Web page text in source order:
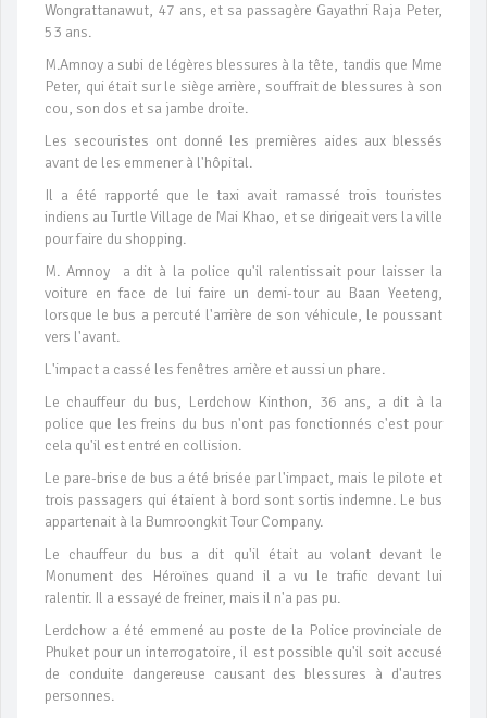
Wongrattanawut, 47 ans, et sa passagère Gayathri Raja Peter,
53 ans.
M.Amnoy a subi de légères blessures à la tête, tandis que Mme
Peter, qui était sur le siège arrière, souffrait de blessures à son
cou, son dos et sa jambe droite.
Les secouristes ont donné les premières aides aux blessés
avant de les emmener à l'hôpital.
Il a été rapporté que le taxi avait ramassé trois touristes
indiens au Turtle Village de Mai Khao, et se dirigeait vers la ville
pour faire du shopping.
M. Amnoy a dit à la police qu'il ralentissait pour laisser la
voiture en face de lui faire un demi-tour au Baan Yeeteng,
lorsque le bus a percuté l'arrière de son véhicule, le poussant
vers l'avant.
L'impact a cassé les fenêtres arrière et aussi un phare.
Le chauffeur du bus, Lerdchow Kinthon, 36 ans, a dit à la
police que les freins du bus n'ont pas fonctionnés c'est pour
cela qu'il est entré en collision.
Le pare-brise de bus a été brisée par l'impact, mais le pilote et
trois passagers qui étaient à bord sont sortis indemne. Le bus
appartenait à la Bumroongkit Tour Company.
Le chauffeur du bus a dit qu'il était au volant devant le
Monument des Héroïnes quand il a vu le trafic devant lui
ralentir. Il a essayé de freiner, mais il n'a pas pu.
Lerdchow a été emmené au poste de la Police provinciale de
Phuket pour un interrogatoire, il est possible qu'il soit accusé
de conduite dangereuse causant des blessures à d'autres
personnes.